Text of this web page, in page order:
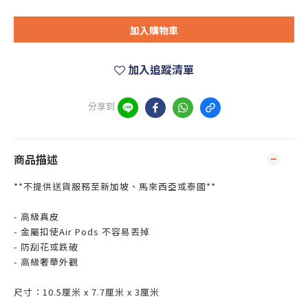
加入購物車
加入追蹤清單
分享到
商品描述
**不提供送貨服務至新加坡、馬來西亞或泰國**
- 高級真皮
- 金屬扣使Air Pods 不容易丟掉
- 防刮花或跌破
- 高級奢華外觀
尺寸：10.5厘米 x 7.7厘米 x 3厘米